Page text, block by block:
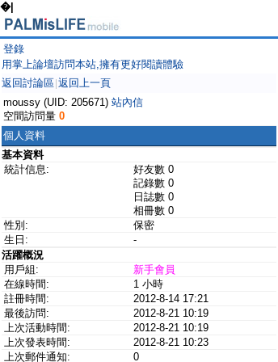
�|
登錄
用掌上論壇訪問本站,擁有更好閱讀體驗
返回討論區 返回上一頁
moussy (UID: 205671) 站內信
空間訪問量 0
個人資料
基本資料
統計信息:
好友數 0
記錄數 0
日誌數 0
相冊數 0
性別:
保密
生日:
-
活躍概況
用戶組:
新手會員
在線時間:
1 小時
註冊時間:
2012-8-14 17:21
最後訪問:
2012-8-21 10:19
上次活動時間:
2012-8-21 10:19
上次發表時間:
2012-8-21 10:23
上次郵件通知:
0